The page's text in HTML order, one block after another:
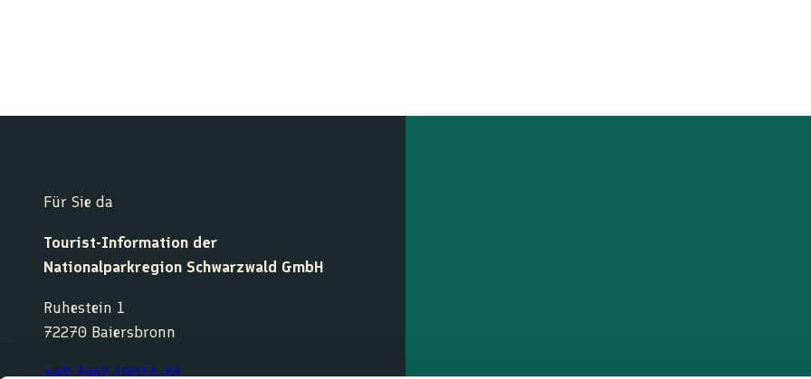
Für Sie da
Tourist-Information der
Nationalparkregion Schwarzwald GmbH
Ruhestein 1
72270 Baiersbronn
+49 7442-18016-20